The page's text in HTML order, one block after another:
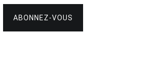
ABONNEZ-VOUS